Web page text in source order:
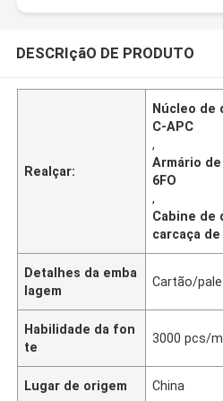
DESCRIçãO DE PRODUTO
Realçar:
Núcleo de
C-APC
,
Armário
6FO
,
Cabine de
carcaça
Detalhes da emba
lagem
Cartão/
Habilidade da fon
te
3000 pcs/
Lugar de origem China